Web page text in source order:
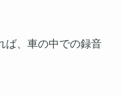
ば、車の中での録音